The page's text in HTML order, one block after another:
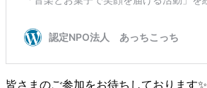
皆さまのご参加をお待ちしております✨